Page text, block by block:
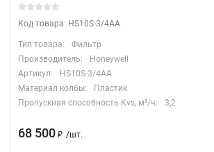
Код товара: HS10S-3/4AA
Тип товара:
Фильтр
Производитель:
Honeywell
Артикул:
HS10S-3/4AA
Материал колбы:
Пластик
Пропускная способность Kvs, м³/ч:
3,2
68 500 ₽ /шт.